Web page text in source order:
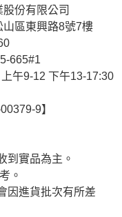
份有限公司
區東興路8號7樓
665#1
午9-12 下午13-17:30
9】
到實品為主。
。
因進貨批次有所差